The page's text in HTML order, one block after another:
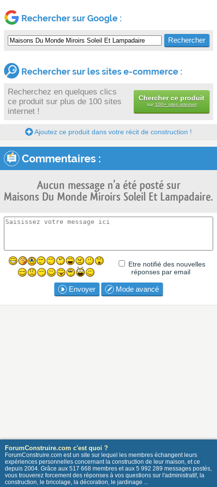
Rechercher sur Google :
Rechercher sur les sites e-commerce :
Recherchez en quelques clics
ce produit sur plus de 100 sites
internet !
Chercher ce produit
sur 100+ sites internet
Ajoutez ce produit dans votre récit de construction !
Commentaires :
Aucun message n'a été posté sur
Maisons Du Monde Miroirs Soleil Et Lampadaire.
Etre notifié des nouvelles
réponses par email
Envoyer Mode avancé
ForumConstruire.com c'est quoi ?
ForumConstruire.com est un site sur lequel les membres échangent leurs
expériences personnelles concernant la construction de leur maison, et ce
depuis 2004. Grâce aux 517 668 membres et aux 5 992 289 messages postés,
vous trouverez forcement des réponses à vos questions sur l'administratif, la
construction, le bricolage, la décoration, le jardinage ...